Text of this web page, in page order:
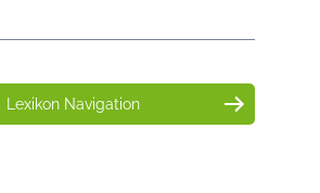
Lexikon Navigation